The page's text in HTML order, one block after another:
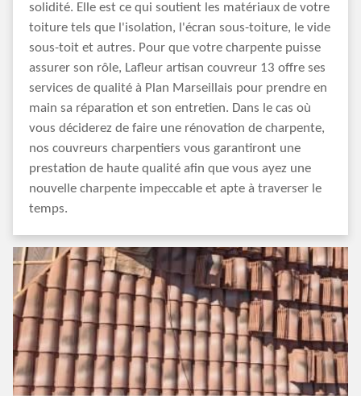
solidité. Elle est ce qui soutient les matériaux de votre
toiture tels que l'isolation, l'écran sous-toiture, le vide
sous-toit et autres. Pour que votre charpente puisse
assurer son rôle, Lafleur artisan couvreur 13 offre ses
services de qualité à Plan Marseillais pour prendre en
main sa réparation et son entretien. Dans le cas où
vous déciderez de faire une rénovation de charpente,
nos couvreurs charpentiers vous garantiront une
prestation de haute qualité afin que vous ayez une
nouvelle charpente impeccable et apte à traverser le
temps.